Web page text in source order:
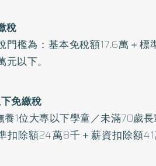
稅
門檻為：基本免稅額17.6萬＋標
以下。
免繳稅
1位大專以下學童／未滿70歲
扣除額24萬8千＋薪資扣除額